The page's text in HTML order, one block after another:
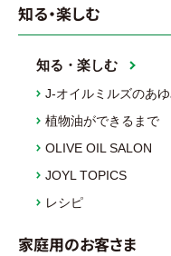
知る・楽しむ
知る・楽しむ
J-オイルミルズのあ
植物油ができるまで
OLIVE OIL SALON
JOYL TOPICS
レシピ
家庭用のお客さま